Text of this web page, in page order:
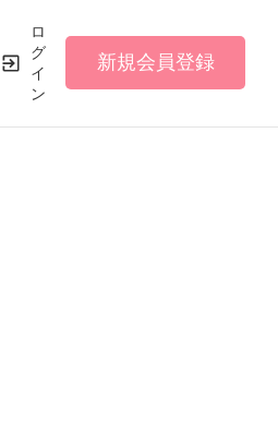
ロ
グ
イ
ン
新規会員登録